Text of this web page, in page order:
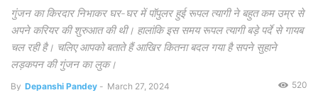
गुंजन का किरदार निभाकर घर-घर में पॉपुलर हुई रूपल त्यागी ने बहुत कम उम्र से
अपने करियर की शुरुआत की थी। हालांकि इस समय रूपल त्यागी बड़े पर्दे से गायब
चल रही है। चलिए आपको बताते हैं आखिर कितना बदल गया है सपने सुहाने
लड़कपन की गुंजन का लुक।
By Depanshi Pandey - March 27, 2024 520